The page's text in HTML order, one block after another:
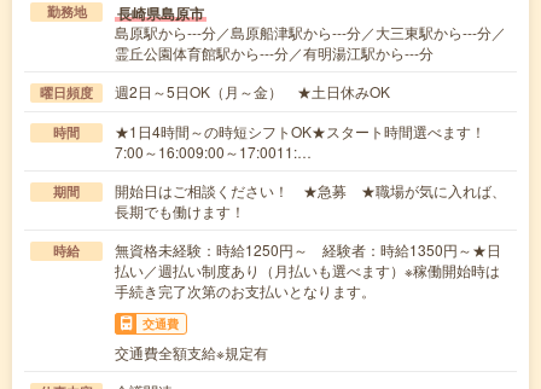
勤務地 長崎県島原市
島原駅から---分／島原船津駅から---分／大三東駅から---分／
霊丘公園体育館駅から---分／有明湯江駅から---分
曜日頻度 週2日～5日OK（月～金） ★土日休みOK
時間
★1日4時間～の時短シフトOK★スタート時間選べます！
7:00～16:009:00～17:0011:…
期間
開始日はご相談ください！ ★急募 ★職場が気に入れば、
長期でも働けます！
時給
無資格未経験：時給1250円～ 経験者：時給1350円～★日
払い／週払い制度あり（月払いも選べます）※稼働開始時は
手続き完了次第のお支払いとなります。
交通費
交通費全額支給※規定有